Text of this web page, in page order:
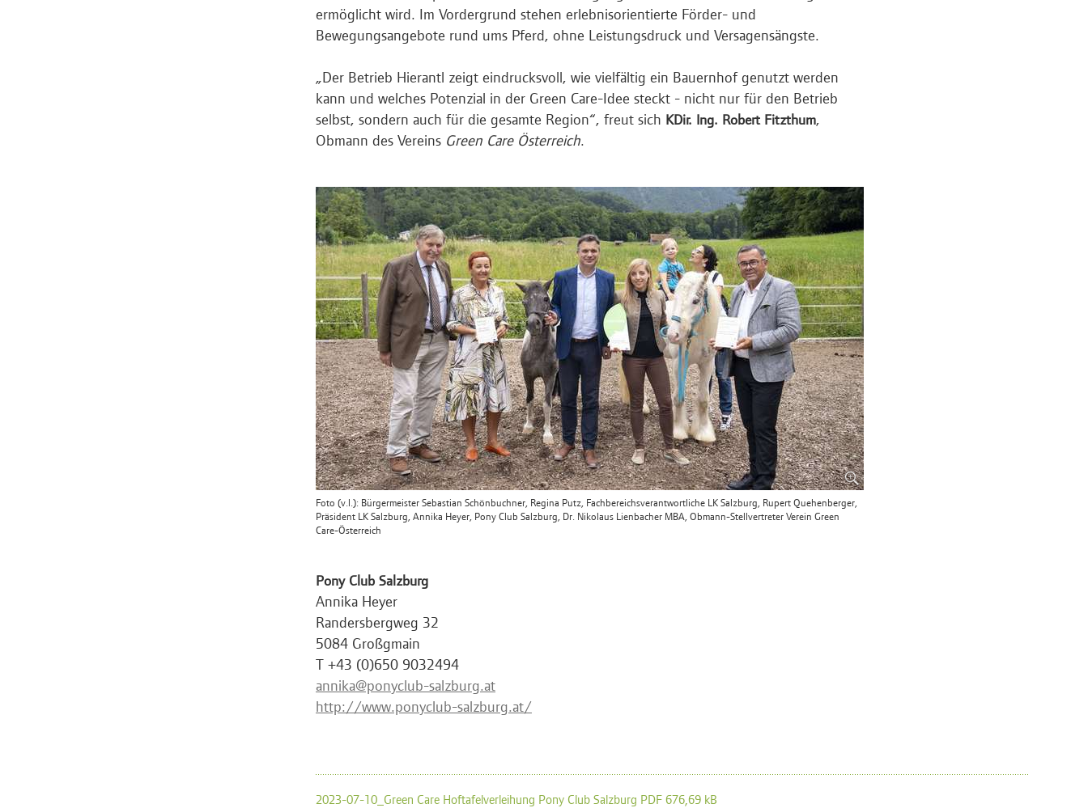
ermöglicht wird. Im Vordergrund stehen erlebnisorientierte Förder- und
Bewegungsangebote rund ums Pferd, ohne Leistungsdruck und Versagensängste.
„Der Betrieb Hierantl zeigt eindrucksvoll, wie vielfältig ein Bauernhof genutzt werden
kann und welches Potenzial in der Green Care-Idee steckt - nicht nur für den Betrieb
selbst, sondern auch für die gesamte Region“, freut sich KDir. Ing. Robert Fitzthum,
Obmann des Vereins Green Care Österreich.
Foto (v.l.): Bürgermeister Sebastian Schönbuchner, Regina Putz, Fachbereichsverantwortliche LK Salzburg, Rupert Quehenberger,
Präsident LK Salzburg, Annika Heyer, Pony Club Salzburg, Dr. Nikolaus Lienbacher MBA, Obmann-Stellvertreter Verein Green
Care-Österreich
Pony Club Salzburg
Annika Heyer
Randersbergweg 32
5084 Großgmain
T +43 (0)650 9032494
annika@ponyclub-salzburg.at
http://www.ponyclub-salzburg.at/
2023-07-10_Green Care Hoftafelverleihung Pony Club Salzburg PDF 676,69 kB